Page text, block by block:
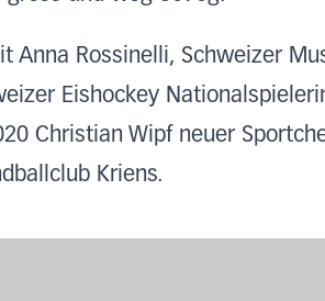
Anna Rossinelli, Schweizer
Eishockey
Christian Wipf neuer
Kriens.